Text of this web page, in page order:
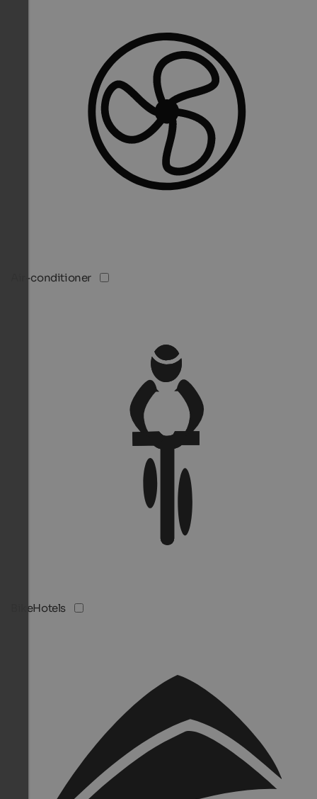
Air-conditioner
BikeHotels